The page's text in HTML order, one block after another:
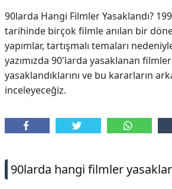
90larda Hangi Filmler Yasaklandı?
tarihinde birçok filmle anılan bir
yapımlar, tartışmalı temaları
yazımızda 90'larda yasaklanan
yasaklandıklarını ve bu kararların
inceleyeceğiz.
90larda hangi filmler